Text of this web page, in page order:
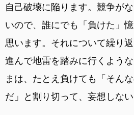
自己破壊に陥ります。競争が
いので、誰にでも「負けた」
思います。それについて繰り
進んで地雷を踏みに行くよう
まは、たとえ負けても「そん
だ」と割り切って、妄想しな